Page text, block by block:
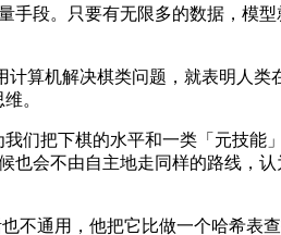
段。只要有无限多的数据，模
机解决棋类问题，就表明人类
。
把下棋的水平和一类「元技能
会不由自主地走同样的路线，
通用，他把它比做一个哈希表